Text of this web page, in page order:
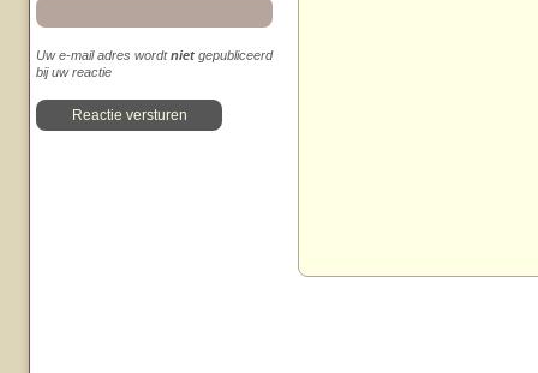
Uw e-mail adres wordtniet gepubliceerd
bij uw reactie